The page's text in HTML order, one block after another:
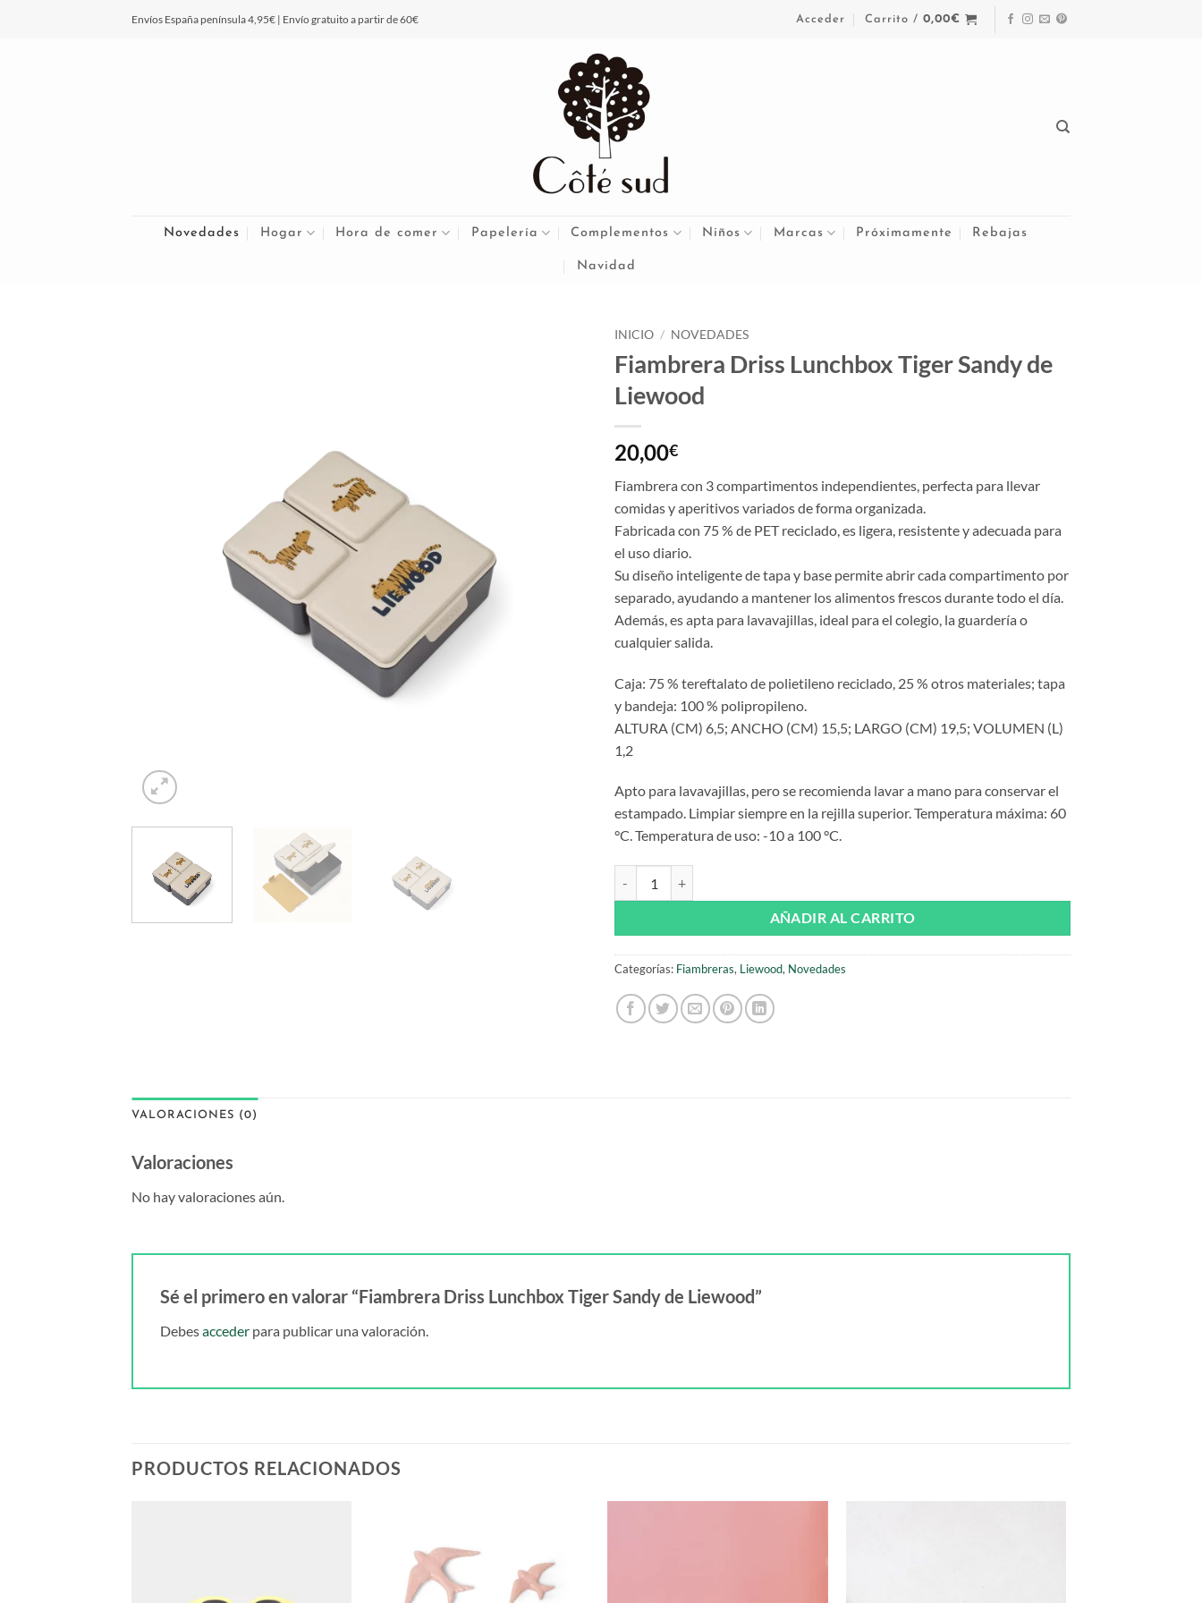
Envíos España península 4,95€ | Envío gratuito a partir de 60€ Acceder Carrito /0,00€
Novedades Hogar Hora de comer Papelería Complementos Niños Marcas Próximamente Rebajas
Navidad
INICIO / NOVEDADES
Fiambrera Driss Lunchbox Tiger Sandy de
Liewood
20,00€
Fiambrera con 3 compartimentos independientes, perfecta para llevar
comidas y aperitivos variados de forma organizada.
Fabricada con 75 % de PET reciclado, es ligera, resistente y adecuada para
el uso diario.
Su diseño inteligente de tapa y base permite abrir cada compartimento por
separado, ayudando a mantener los alimentos frescos durante todo el día.
Además, es apta para lavavajillas, ideal para el colegio, la guardería o
cualquier salida.
Caja: 75 % tereftalato de polietileno reciclado, 25 % otros materiales; tapa
y bandeja: 100 % polipropileno.
ALTURA (CM) 6,5; ANCHO (CM) 15,5; LARGO (CM) 19,5; VOLUMEN (L)
1,2
Apto para lavavajillas, pero se recomienda lavar a mano para conservar el
estampado. Limpiar siempre en la rejilla superior. Temperatura máxima: 60
°C. Temperatura de uso: -10 a 100 °C.
AÑADIR AL CARRITO
Categorías: Fiambreras, Liewood, Novedades
VALORACIONES (0)
Valoraciones
No hay valoraciones aún.
Sé el primero en valorar “Fiambrera Driss Lunchbox Tiger Sandy de Liewood”
Debesacceder para publicar una valoración.
PRODUCTOS RELACIONADOS